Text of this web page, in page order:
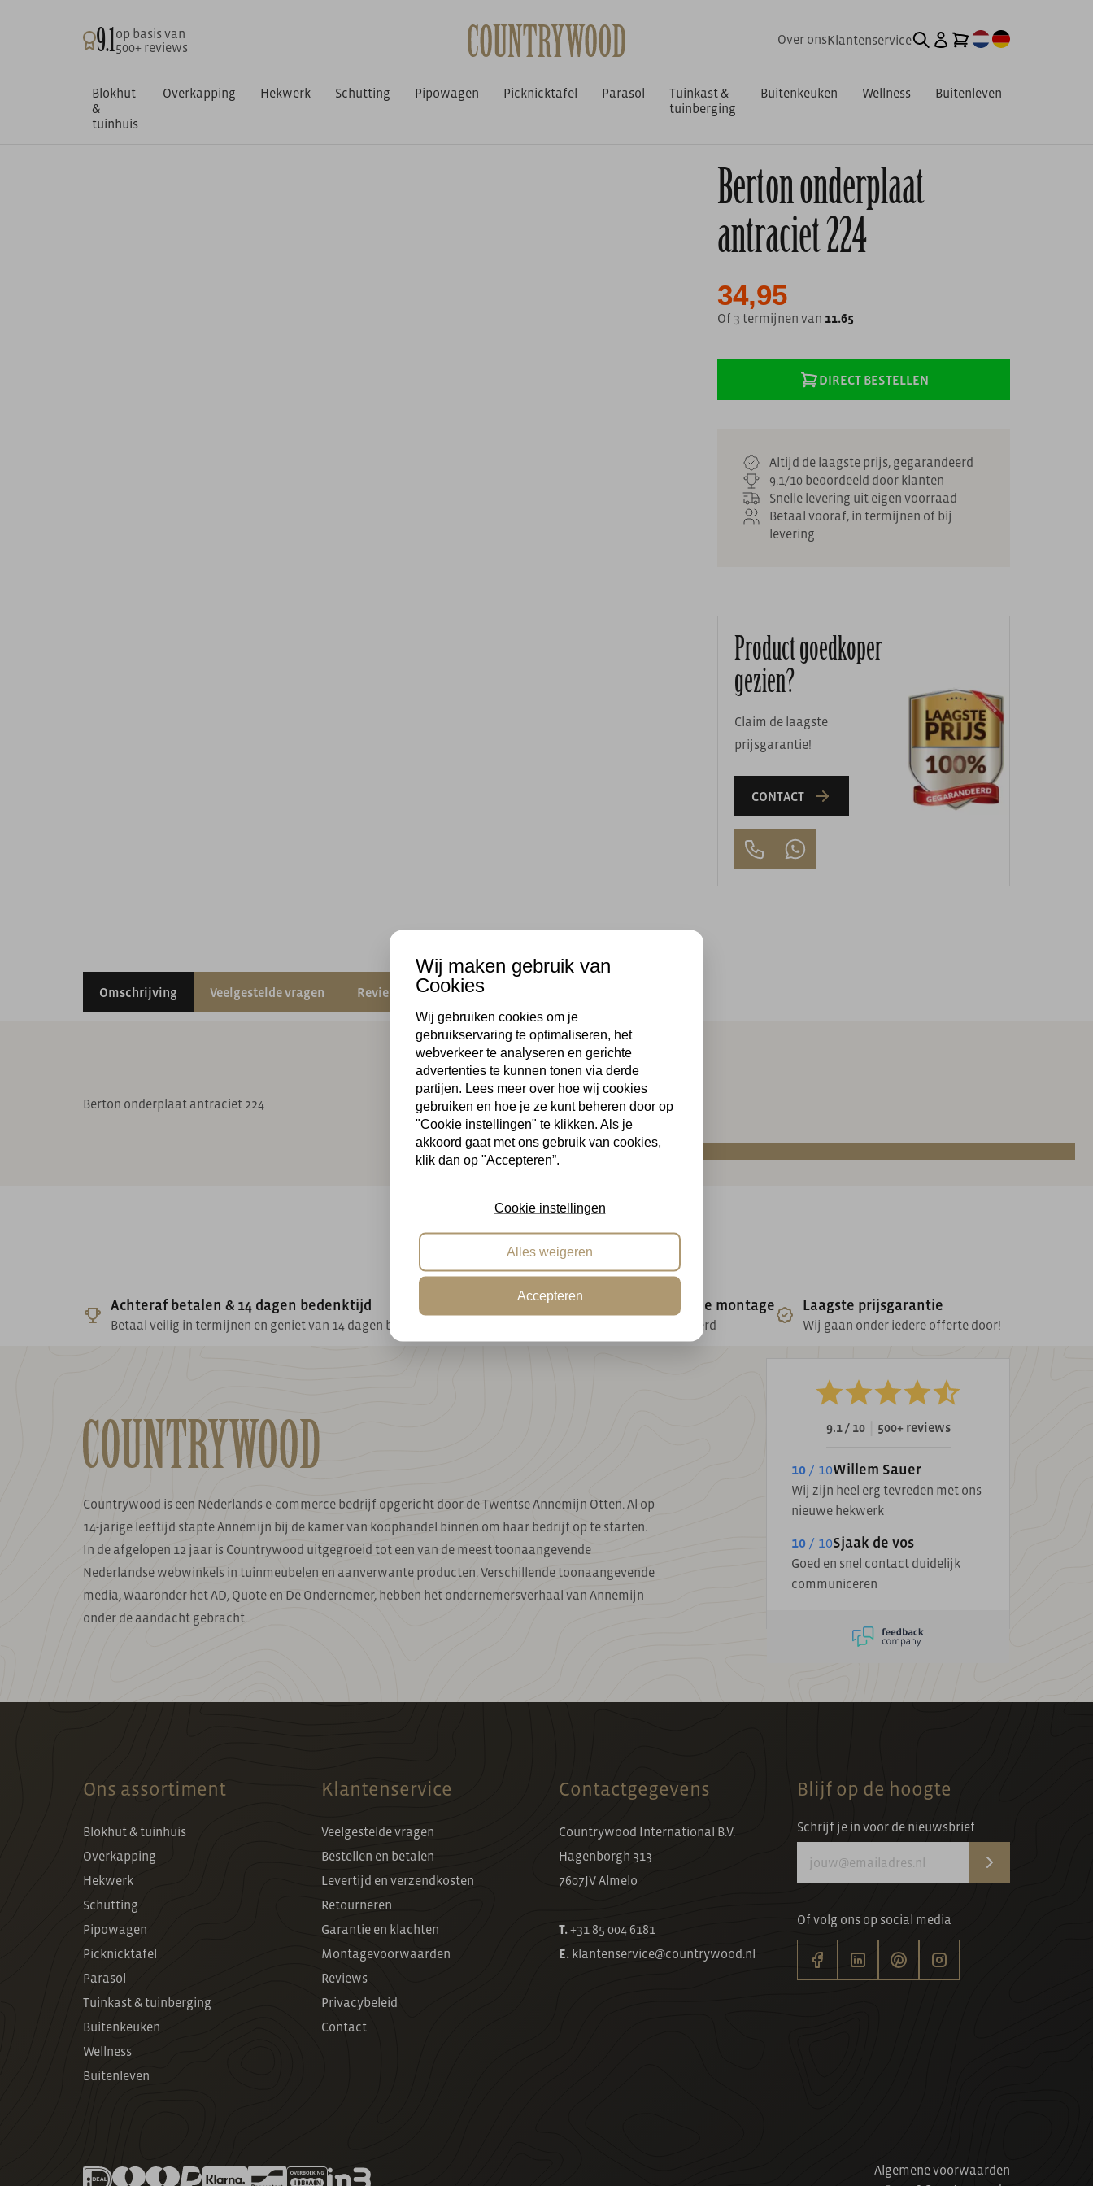
9.1op basis van
500+ reviews
Over onsKlantenservice
Blokhut
&
tuinhuis
Overkapping Hekwerk Schutting Pipowagen Picknicktafel Parasol
Tuinkast &
tuinberging
Buitenkeuken Wellness Buitenleven
Home / Buitenleven
Berton onderplaat
antraciet 224
34,95
Of 3 termijnen van 11.65
DIRECT BESTELLEN
Altijd de laagste prijs, gegarandeerd
9.1/10 beoordeeld door klanten
Snelle levering uit eigen voorraad
Betaal vooraf, in termijnen of bij
levering
Product goedkoper
gezien?
Claim de laagste
prijsgarantie!
CONTACT
Omschrijving Veelgestelde vragen Reviews
Berton onderplaat antraciet 224
Achteraf betalen & 14 dagen bedenktijd
Betaal veilig in termijnen en geniet van 14 dagen bedenktijd
Betrouwbare levering & vakkundige montage
Snel geleverd en professioneel gemonteerd
Laagste prijsgarantie
Wij gaan onder iedere offerte door!
Countrywood is een Nederlands e-commerce bedrijf opgericht door de Twentse Annemijn Otten. Al op
14-jarige leeftijd stapte Annemijn bij de kamer van koophandel binnen om haar bedrijf op te starten.
In de afgelopen 12 jaar is Countrywood uitgegroeid tot een van de meest toonaangevende
Nederlandse webwinkels in tuinmeubelen en aanverwante producten. Verschillende toonaangevende
media, waaronder het AD, Quote en De Ondernemer, hebben het ondernemersverhaal van Annemijn
onder de aandacht gebracht.
9.1 / 10 500+ reviews
10 / 10Willem Sauer
Wij zijn heel erg tevreden met ons
nieuwe hekwerk
10 / 10Sjaak de vos
Goed en snel contact duidelijk
communiceren
Ons assortiment
Blokhut & tuinhuis
Overkapping
Hekwerk
Schutting
Pipowagen
Picknicktafel
Parasol
Tuinkast & tuinberging
Buitenkeuken
Wellness
Buitenleven
Klantenservice
Veelgestelde vragen
Bestellen en betalen
Levertijd en verzendkosten
Retourneren
Garantie en klachten
Montagevoorwaarden
Reviews
Privacybeleid
Contact
Contactgegevens
Countrywood International B.V.
Hagenborgh 313
7607JV Almelo
T.+31 85 004 6181
E. klantenservice@countrywood.nl
Blijf op de hoogte
Schrijf je in voor de nieuwsbrief
Of volg ons op social media
Algemene voorwaarden
Wij maken gebruik van
Cookies
Wij gebruiken cookies om je
gebruikservaring te optimaliseren, het
webverkeer te analyseren en gerichte
advertenties te kunnen tonen via derde
partijen. Lees meer over hoe wij cookies
gebruiken en hoe je ze kunt beheren door op
"Cookie instellingen" te klikken. Als je
akkoord gaat met ons gebruik van cookies,
klik dan op "Accepteren”.
Cookie instellingen
Alles weigeren
Accepteren